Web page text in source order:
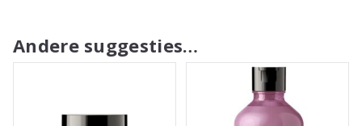
Andere suggesties…